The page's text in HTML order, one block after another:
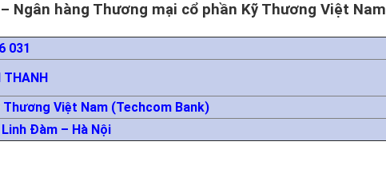
Ngân hàng Thương mại cổ phần Kỹ Thương Việt Nam
031
THANH
Thương Việt Nam (Techcom Bank)
Linh Đàm – Hà Nội